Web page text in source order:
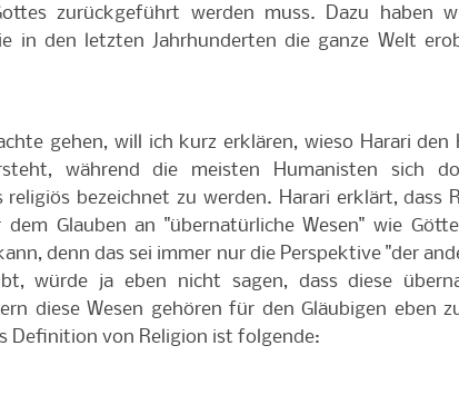
zurückgeführt werden muss. Dazu haben
in den letzten Jahrhunderten die ganze Welt
gehen, will ich kurz erklären, wieso Harari den
während die meisten Humanisten sich
religiös bezeichnet zu werden. Harari erklärt, dass
Glauben an "übernatürliche Wesen" wie
denn das sei immer nur die Perspektive "der
würde ja eben nicht sagen, dass diese
diese Wesen gehören für den Gläubigen eben
Definition von Religion ist folgende: